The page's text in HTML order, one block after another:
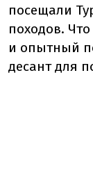
посещали
походов.
и опытный
десант для